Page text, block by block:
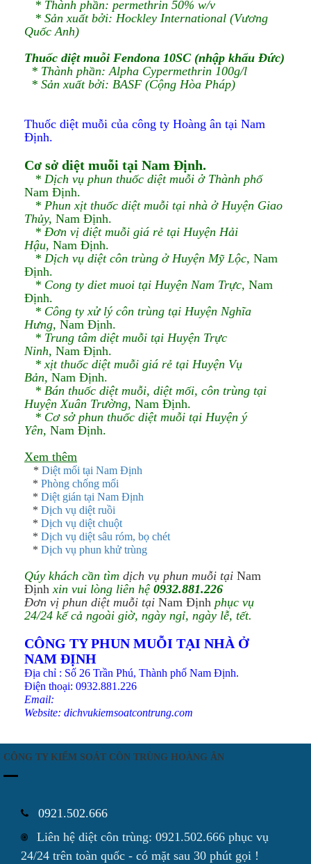
* Thành phần: permethrin 50% w/v
* Sản xuất bởi: Hockley International (Vương
Quốc Anh)
Thuốc diệt muỗi Fendona 10SC (nhập khẩu Đức)
* Thành phần: Alpha Cypermethrin 100g/l
* Sản xuất bởi: BASF (Cộng Hòa Pháp)
Thuốc diệt muỗi của công ty Hoàng ân tại Nam
Định.
Cơ sở diệt muỗi tại Nam Định.​
* Dịch vụ phun thuốc diệt muỗi ở Thành phố
Nam Định.​
* Phun xịt thuốc diệt muỗi tại nhà ở Huyện Giao
Thủy, Nam Định.​
* Đơn vị diệt muỗi giá rẻ tại Huyện Hải
Hậu, Nam Định.​
* Dịch vụ diệt côn trùng ở Huyện Mỹ Lộc, Nam
Định.​
* Cong ty diet muoi tại Huyện Nam Trực, Nam
Định.​
* Công ty xử lý côn trùng tại Huyện Nghĩa
Hưng, Nam Định.​
* Trung tâm diệt muỗi tại Huyện Trực
Ninh, Nam Định.​
* xịt thuốc diệt muỗi giá rẻ tại Huyện Vụ
Bản, Nam Định.​
* Bán thuốc diệt muỗi, diệt mối, côn trùng tại
Huyện Xuân Trường, Nam Định.​
* Cơ sở phun thuốc diệt muỗi tại Huyện ý
Yên, Nam Định.​​
Xem thêm
* Diệt mối tại Nam Định
* Phòng chống mối
* Diệt gián tại Nam Định
* Dịch vụ diệt ruồi
* Dịch vụ diệt chuột
* Dịch vụ diệt sâu róm, bọ chét
* Dịch vụ phun khử trùng
Qúy khách cần tìm dịch vụ phun muỗi tại Nam
Định xin vui lòng liên hệ 0932.881.226
Đơn vị phun diệt muỗi tại Nam Định phục vụ
24/24 kể cả ngoài giờ, ngày ngỉ, ngày lễ, tết.
CÔNG TY PHUN MUỖI TẠI NHÀ Ở
NAM ĐỊNH
Địa chỉ : Số 26 Trần Phú, Thành phố Nam Định.
Điện thoại: 0932.881.226
Email:
Website: dichvukiemsoatcontrung.com
CÔNG TY KIỂM SOÁT CÔN TRÙNG HOÀNG ÂN
0921.502.666
Liên hệ diệt côn trùng: 0921.502.666 phục vụ
24/24 trên toàn quốc - có mặt sau 30 phút gọi !